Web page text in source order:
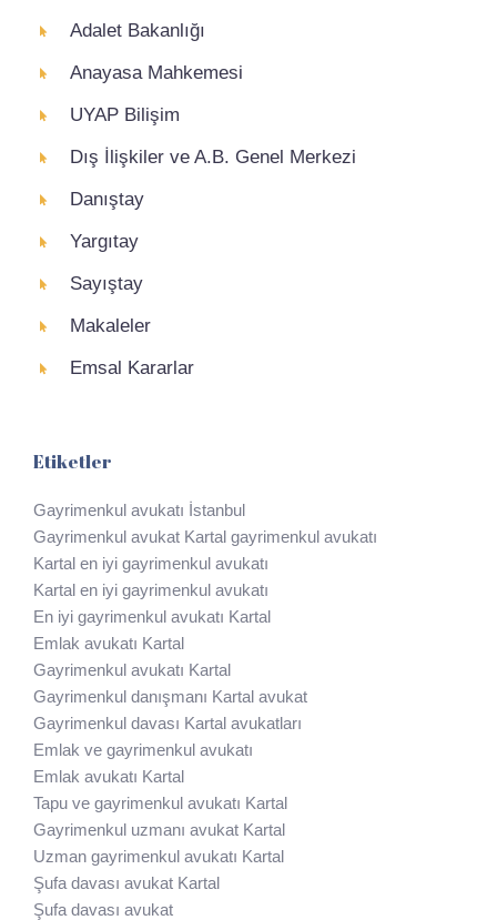
Adalet Bakanlığı
Anayasa Mahkemesi
UYAP Bilişim
Dış İlişkiler ve A.B. Genel Merkezi
Danıştay
Yargıtay
Sayıştay
Makaleler
Emsal Kararlar
Etiketler
Gayrimenkul avukatı İstanbul
Gayrimenkul avukat Kartal gayrimenkul avukatı
Kartal en iyi gayrimenkul avukatı
Kartal en iyi gayrimenkul avukatı
En iyi gayrimenkul avukatı Kartal
Emlak avukatı Kartal
Gayrimenkul avukatı Kartal
Gayrimenkul danışmanı Kartal avukat
Gayrimenkul davası Kartal avukatları
Emlak ve gayrimenkul avukatı
Emlak avukatı Kartal
Tapu ve gayrimenkul avukatı Kartal
Gayrimenkul uzmanı avukat Kartal
Uzman gayrimenkul avukatı Kartal
Şufa davası avukat Kartal
Şufa davası avukat